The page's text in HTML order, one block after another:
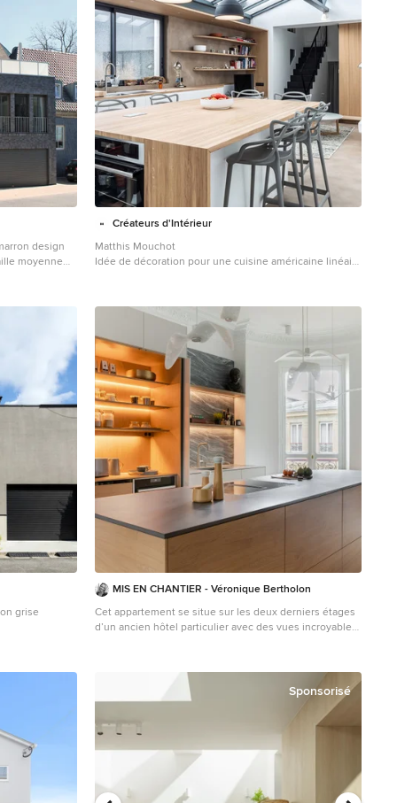
design
moyenne
Créateurs d'Intérieur
Matthis Mouchot
Idée de décoration pour une cuisine américaine linéaire
placard à porte plane, des portes de placard blanches,
une crédence marron, un électroménager en acier
inoxydable, un sol marron et plafond verrière.
grise
MIS EN CHANTIER - Véronique Bertholon
Cet appartement se situe sur les deux derniers étages
d’un ancien hôtel particulier avec des vues incroyables
décloisonné et plusieurs chambres et salles de bain.
Les clients ayant beaucoup résidé à l’étranger
souhaitaient s’installer définitivement dans ce bel
appartement. Pour cela il fallait le refaire à leur goût en
collant à leur style de vie. Les enfants de ce couple
sont grands, ils commencent eux-même à avoir des
enfants. Certains habitent à l’étranger et il était
important qu’il y ait un espace pour recevoir enfants et
petits enfants confortablement. Nous avons respecté le
Sponsorisé